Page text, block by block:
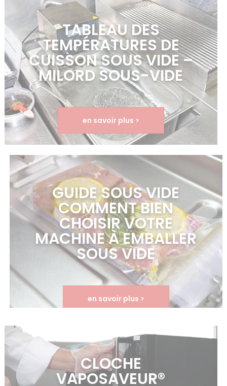
TABLEAU DES
TEMPÉRATURES DE
CUISSON SOUS VIDE –
MILORD SOUS-VIDE
en savoir plus >
GUIDE SOUS VIDE
COMMENT BIEN
CHOISIR VOTRE
MACHINE À EMBALLER
SOUS VIDE
en savoir plus >
CLOCHE
VAPOSAVEUR®